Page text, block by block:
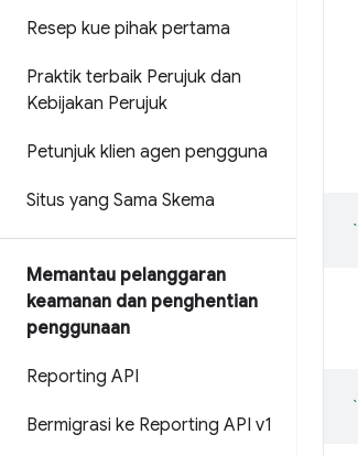
Resep kue pihak pertama
Praktik terbaik Perujuk dan
Kebijakan Perujuk
Petunjuk klien agen pengguna
Situs yang Sama Skema
Memantau pelanggaran
keamanan dan penghentian
penggunaan
Reporting API
Bermigrasi ke Reporting API v1
`
`